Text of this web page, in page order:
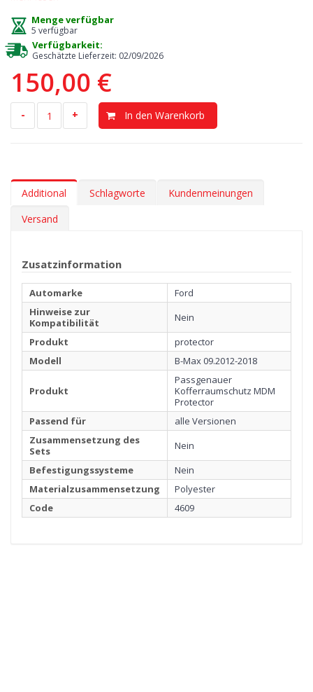
den Kofferraumschutz sie schützen.
Platzsparend > MDM Protector ist zusammenfaltbar und kann
im Kofferraum Ihres Ford B-Max 09.2012-2018 gelegt werden.
Menge verfügbar
5 verfügbar
Verfügbarkeit:
Geschätzte Lieferzeit: 02/09/2026
150,00 €
- + In den Warenkorb
Additional Schlagworte
Kundenmeinungen
Versand
Zusatzinformation
Automarke
Ford
Hinweise zur
Kompatibilität
Nein
Produkt
protector
Modell
B-Max 09.2012-2018
Produkt
Passgenauer
Kofferraumschutz MDM
Protector
Passend für
alle Versionen
Zusammensetzung des
Sets
Nein
Befestigungssysteme
Nein
Materialzusammensetzung
Polyester
Code
4609